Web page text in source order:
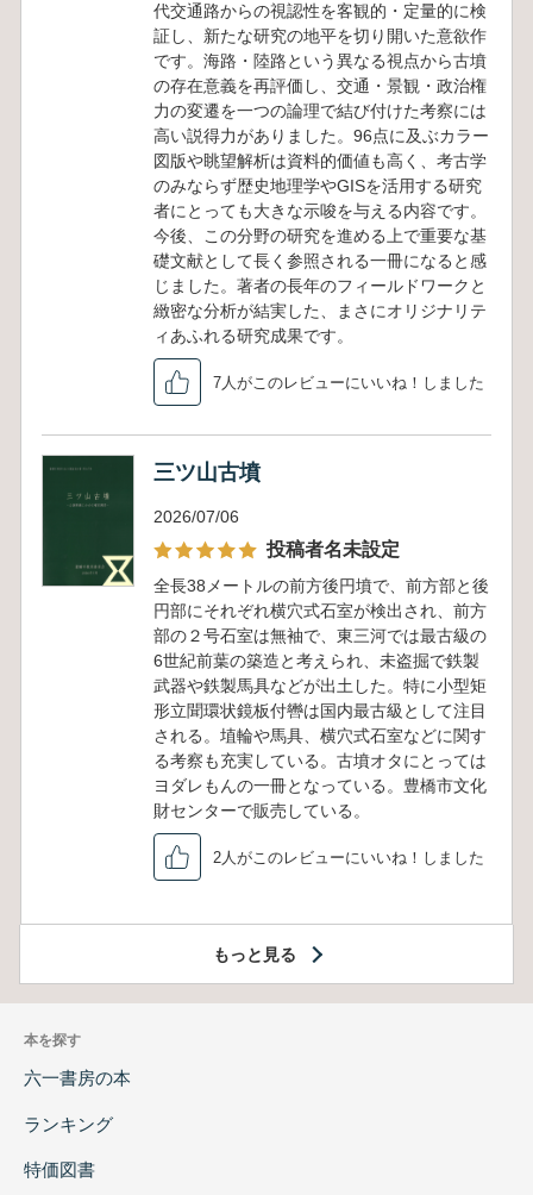
代交通路からの視認性を客観的・定量的に検
証し、新たな研究の地平を切り開いた意欲作
です。海路・陸路という異なる視点から古墳
の存在意義を再評価し、交通・景観・政治権
力の変遷を一つの論理で結び付けた考察には
高い説得力がありました。96点に及ぶカラー
図版や眺望解析は資料的価値も高く、考古学
のみならず歴史地理学やGISを活用する研究
者にとっても大きな示唆を与える内容です。
今後、この分野の研究を進める上で重要な基
礎文献として長く参照される一冊になると感
じました。著者の長年のフィールドワークと
緻密な分析が結実した、まさにオリジナリテ
ィあふれる研究成果です。
7人がこのレビューにいいね！しました
三ツ山古墳
2026/07/06
投稿者名未設定
全長38メートルの前方後円墳で、前方部と後
円部にそれぞれ横穴式石室が検出され、前方
部の２号石室は無袖で、東三河では最古級の
6世紀前葉の築造と考えられ、未盗掘で鉄製
武器や鉄製馬具などが出土した。特に小型矩
形立聞環状鏡板付轡は国内最古級として注目
される。埴輪や馬具、横穴式石室などに関す
る考察も充実している。古墳オタにとっては
ヨダレもんの一冊となっている。豊橋市文化
財センターで販売している。
2人がこのレビューにいいね！しました
もっと見る
本を探す
六一書房の本
ランキング
特価図書